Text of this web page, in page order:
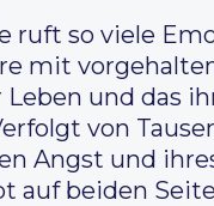
ruft so viele
mit
und das
von
Angst und
auf beiden